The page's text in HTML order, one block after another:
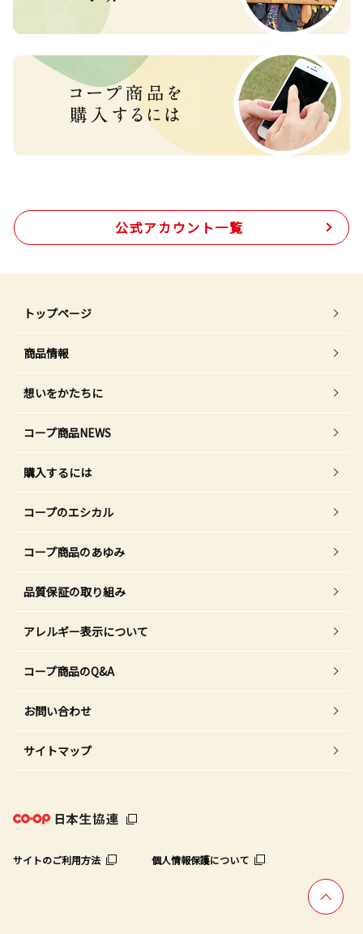
公式アカウント一覧
トップページ
商品情報
想いをかたちに
コープ商品NEWS
購入するには
コープのエシカル
コープ商品のあゆみ
品質保証の取り組み
アレルギー表示について
コープ商品のQ&A
お問い合わせ
サイトマップ
サイトのご利用方法 個人情報保護について